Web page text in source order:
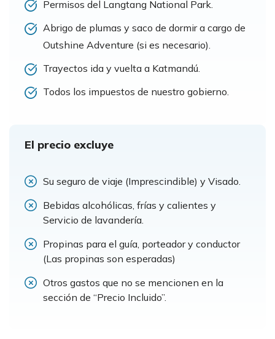
Permisos del Langtang National Park.
Abrigo de plumas y saco de dormir a cargo de
Outshine Adventure (si es necesario).
Trayectos ida y vuelta a Katmandú.
Todos los impuestos de nuestro gobierno.
El precio excluye
Su seguro de viaje (Imprescindible) y Visado.
Bebidas alcohólicas, frías y calientes y
Servicio de lavandería.
Propinas para el guía, porteador y conductor
(Las propinas son esperadas)
Otros gastos que no se mencionen en la
sección de “Precio Incluido”.